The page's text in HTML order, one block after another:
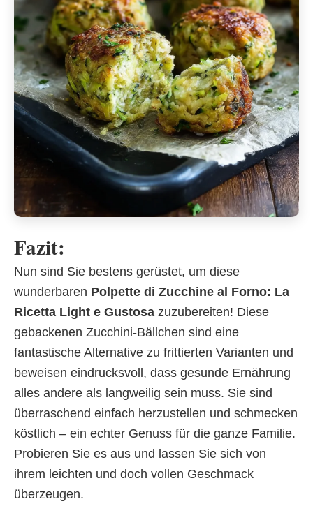
Fazit:
Nun sind Sie bestens gerüstet, um diese
wunderbaren Polpette di Zucchine al Forno: La
Ricetta Light e Gustosa zuzubereiten! Diese
gebackenen Zucchini-Bällchen sind eine
fantastische Alternative zu frittierten Varianten und
beweisen eindrucksvoll, dass gesunde Ernährung
alles andere als langweilig sein muss. Sie sind
überraschend einfach herzustellen und schmecken
köstlich – ein echter Genuss für die ganze Familie.
Probieren Sie es aus und lassen Sie sich von
ihrem leichten und doch vollen Geschmack
überzeugen.